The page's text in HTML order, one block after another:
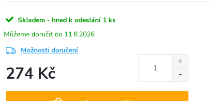
Skladem - hned k odeslání 1 ks
11.8.2026
Možnosti doručení
274 Kč